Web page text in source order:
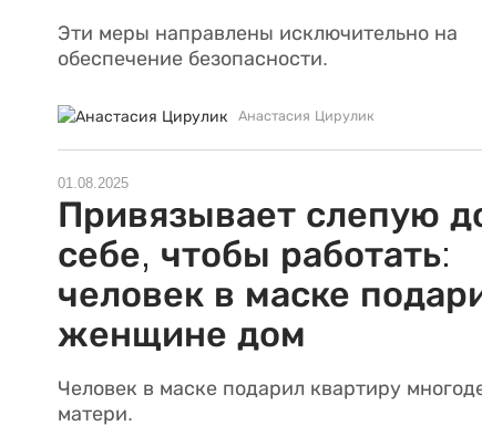
Эти меры направлены исключительно на
обеспечение безопасности.
Анастасия Цирулик
01.08.2025
Привязывает слепую
себе, чтобы работать:
человек в маске
женщине дом
Человек в маске подарил квартиру
матери.